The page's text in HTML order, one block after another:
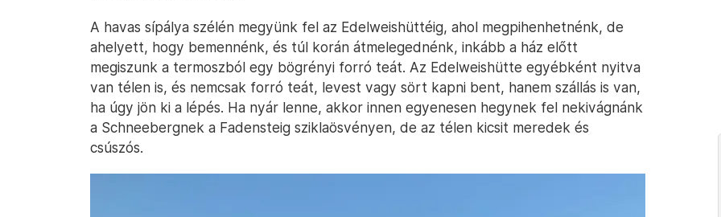
A havas sípálya szélén megyünk fel az Edelweishüttéig, ahol megpihenhetnénk, de
ahelyett, hogy bemennénk, és túl korán átmelegednénk, inkább a ház előtt
megiszunk a termoszból egy bögrényi forró teát. Az Edelweishütte egyébként nyitva
van télen is, és nemcsak forró teát, levest vagy sört kapni bent, hanem szállás is van,
ha úgy jön ki a lépés. Ha nyár lenne, akkor innen egyenesen hegynek fel nekivágnánk
a Schneebergnek a Fadensteig sziklaösvényen, de az télen kicsit meredek és
csúszós.